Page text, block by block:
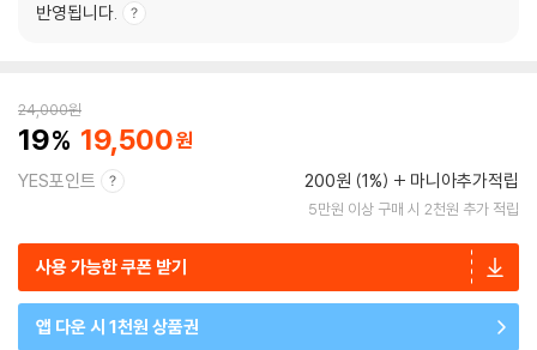
반영됩니다.
24,000원
19 19,500
YES포인트 200원 (1%) 마니아추가적립
5만원 이상 구매 시 2천원 추가 적립
사용 가능한 쿠폰 받기
앱 다운 시 1천원 상품권